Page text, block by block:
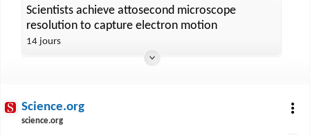
Scientists achieve attosecond microscope
resolution to capture electron motion
14 jours
Science.org
science.org